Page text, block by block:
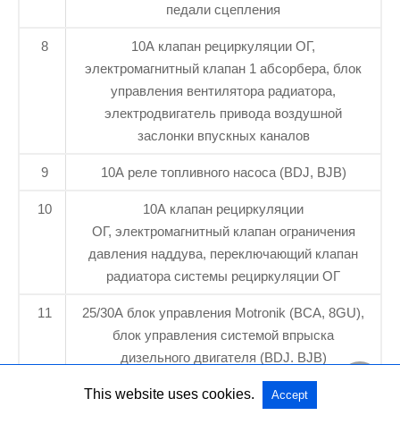
педали сцепления
8
10А клапан рециркуляции ОГ,
электромагнитный клапан 1 абсорбера, блок
управления вентилятора радиатора,
электродвигатель привода воздушной
заслонки впускных каналов
9 10А реле топливного насоса (BDJ, BJB)
10
10А клапан рециркуляции
ОГ, электромагнитный клапан ограничения
давления наддува, переключающий клапан
радиатора системы рециркуляции ОГ
11
25/30А блок управления Motronik (ВСА, 8GU),
блок управления системой впрыска
дизельного двигателя (BDJ. BJB)
10А лямбда-зонд (ВСА), лямбда-зонд после
This website uses cookies. Accept